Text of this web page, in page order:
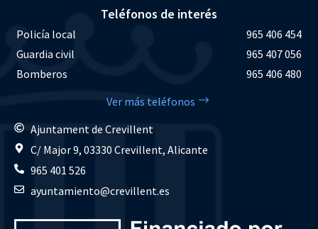
Teléfonos de interés
Policía local
965 406 454
Guardia civil
965 407 056
Bomberos
965 406 480
Ver más teléfonos
Ajuntament de Crevillent
C/ Major 9, 03330 Crevillent, Alicante
965 401 526
ayuntamiento@crevillent.es